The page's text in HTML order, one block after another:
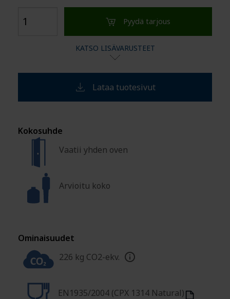
Kokosuhde
Vaatii yhden oven
Arvioitu koko
Ominaisuudet
226 kg CO2-ekv.
EN1935/2004 (CPX 1314 Natural)
Pyydä tarjous
KATSO LISÄVARUSTEET
Lataa tuotesivut